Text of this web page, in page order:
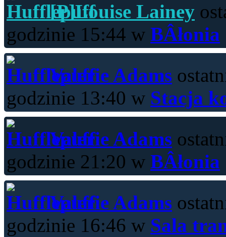
[P]Louise Lainey
godzinie 15:44 w BÂłonia
Valerie Adams
godzinie 13:40 w Stacja
Valerie Adams
godzinie 21:20 w BÂłonia
Valerie Adams
godzinie 16:46 w Sala